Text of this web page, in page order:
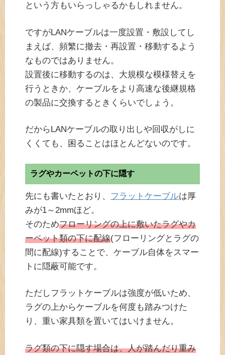
という方もいらっしゃるかもしれません。
ですがLANケーブルは一度設置・敷設してし
まえば、頻繁に撤去・再設置・移動するよう
なものではありません。
設置後に移動するのは、大規模な模様替えを
行うときか、ケーブルをより高速な後継規格
の製品に交換するときくらいでしょう。
だからLANケーブルの取り出しや回収がしに
くくても、困ることはほとんどないのです。
ラグやカーペットの下に隠す
先にも書いたとおり、 フラットケーブルは厚
みが1～2mmほど。
そのためフローリングの上に敷いたラグやカ
ーペット類の下に配線(フローリングとラグの
間に配線)することで、ケーブル自体をスマー
トに隠蔽可能です。
ただしフラットケーブルは強度が低いため、
ラグの上からケーブルを何度も踏みつけた
り、重い家具類を置いてはいけません。
ラグ類の下に隠す場合は、人が踏んだり重み